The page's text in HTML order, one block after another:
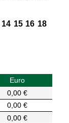
15 16 18
Euro
0,00 €
0,00 €
0,00 €